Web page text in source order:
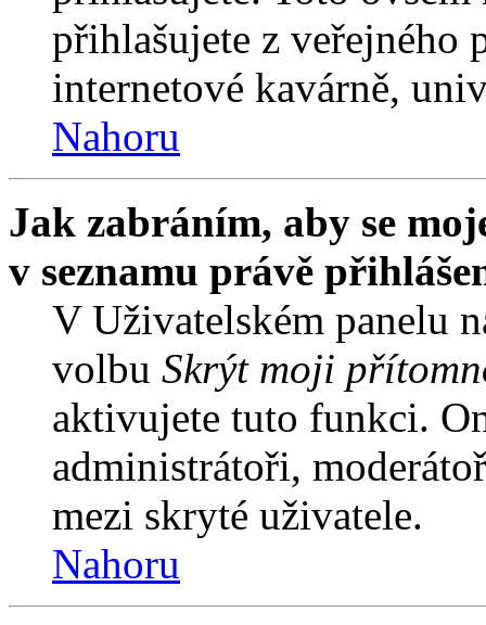
přihlašujete z veřejného
internetové kavárně,
Nahoru
Jak zabráním, aby se
v seznamu právě
V Uživatelském panelu
volbu Skrýt moji
aktivujete tuto funkci.
administrátoři,
mezi skryté uživatele.
Nahoru